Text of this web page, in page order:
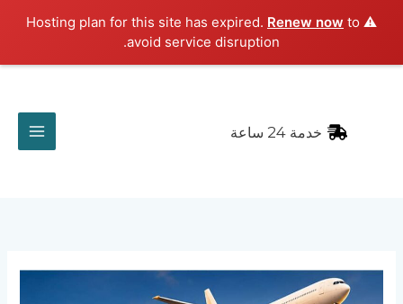
⚠️ Hosting plan for this site has expired.
Renew now to
avoid service disruption.
خدمة 24 ساعة